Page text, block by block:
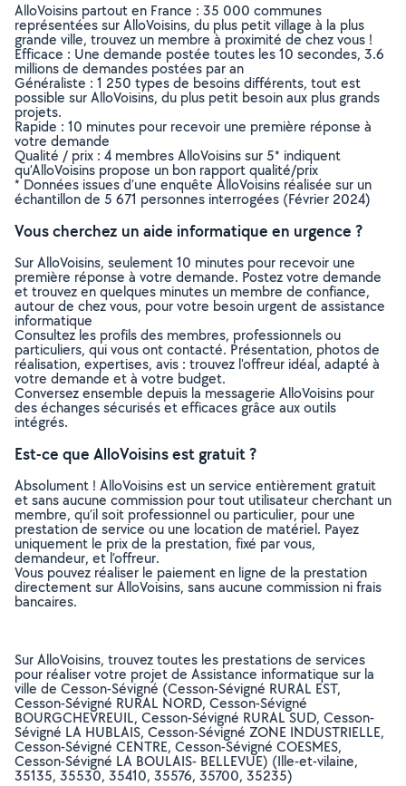
AlloVoisins partout en France : 35 000 communes
représentées sur AlloVoisins, du plus petit village à la plus
grande ville, trouvez un membre à proximité de chez vous !
Efficace : Une demande postée toutes les 10 secondes, 3.6
millions de demandes postées par an
Généraliste : 1 250 types de besoins différents, tout est
possible sur AlloVoisins, du plus petit besoin aux plus grands
projets.
Rapide : 10 minutes pour recevoir une première réponse à
votre demande
Qualité / prix : 4 membres AlloVoisins sur 5* indiquent
qu’AlloVoisins propose un bon rapport qualité/prix
* Données issues d’une enquête AlloVoisins réalisée sur un
échantillon de 5 671 personnes interrogées (Février 2024)
Vous cherchez un aide informatique en urgence ?
Sur AlloVoisins, seulement 10 minutes pour recevoir une
première réponse à votre demande. Postez votre demande
et trouvez en quelques minutes un membre de confiance,
autour de chez vous, pour votre besoin urgent de assistance
informatique
Consultez les profils des membres, professionnels ou
particuliers, qui vous ont contacté. Présentation, photos de
réalisation, expertises, avis : trouvez l'offreur idéal, adapté à
votre demande et à votre budget.
Conversez ensemble depuis la messagerie AlloVoisins pour
des échanges sécurisés et efficaces grâce aux outils
intégrés.
Est-ce que AlloVoisins est gratuit ?
Absolument ! AlloVoisins est un service entièrement gratuit
et sans aucune commission pour tout utilisateur cherchant un
membre, qu’il soit professionnel ou particulier, pour une
prestation de service ou une location de matériel. Payez
uniquement le prix de la prestation, fixé par vous,
demandeur, et l’offreur.
Vous pouvez réaliser le paiement en ligne de la prestation
directement sur AlloVoisins, sans aucune commission ni frais
bancaires.
Sur AlloVoisins, trouvez toutes les prestations de services
pour réaliser votre projet de Assistance informatique sur la
ville de Cesson-Sévigné (Cesson-Sévigné RURAL EST,
Cesson-Sévigné RURAL NORD, Cesson-Sévigné
BOURGCHEVREUIL, Cesson-Sévigné RURAL SUD, Cesson-
Sévigné LA HUBLAIS, Cesson-Sévigné ZONE INDUSTRIELLE,
Cesson-Sévigné CENTRE, Cesson-Sévigné COESMES,
Cesson-Sévigné LA BOULAIS- BELLEVUE) (Ille-et-vilaine,
35135, 35530, 35410, 35576, 35700, 35235)